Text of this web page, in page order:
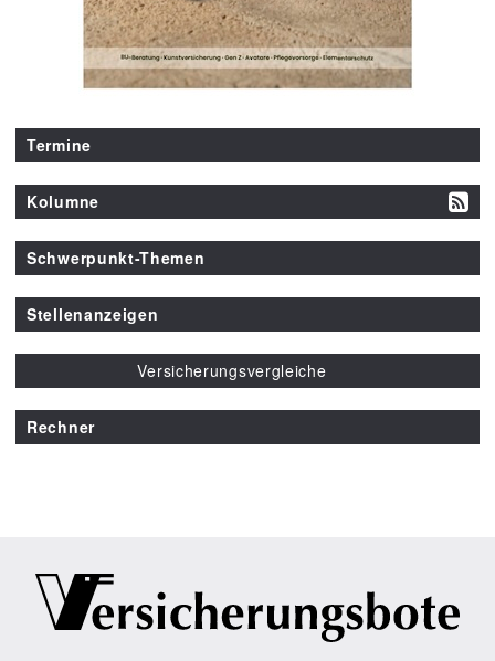
Termine
Kolumne
Schwerpunkt-Themen
Stellenanzeigen
Versicherungsvergleiche
Rechner